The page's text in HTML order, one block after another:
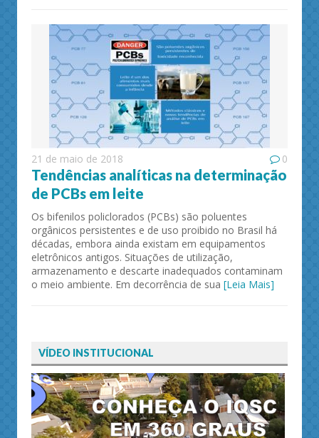
21 de maio de 2018 0
Tendências analíticas na determinação
de PCBs em leite
Os bifenilos policlorados (PCBs) são poluentes
orgânicos persistentes e de uso proibido no Brasil há
décadas, embora ainda existam em equipamentos
eletrônicos antigos. Situações de utilização,
armazenamento e descarte inadequados contaminam
o meio ambiente. Em decorrência de sua [Leia Mais]
VÍDEO INSTITUCIONAL